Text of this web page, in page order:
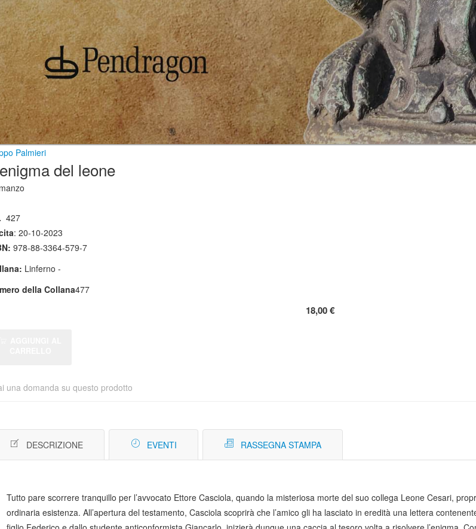
Palmieri
del leone
427
: 20-10-2023
978-88-3364-579-7
Linferno -
della Collana477
18,00 €
una domanda su questo prodotto
DESCRIZIONE EVENTI RASSEGNA STAMPA
Tutto pare scorrere tranquillo per l’avvocato Ettore Casciola, quando la misteriosa morte del suo collega Leone Cesari,
ordinaria esistenza. All’apertura del testamento, Casciola scoprirà che l’amico gli ha lasciato in eredità una lettera